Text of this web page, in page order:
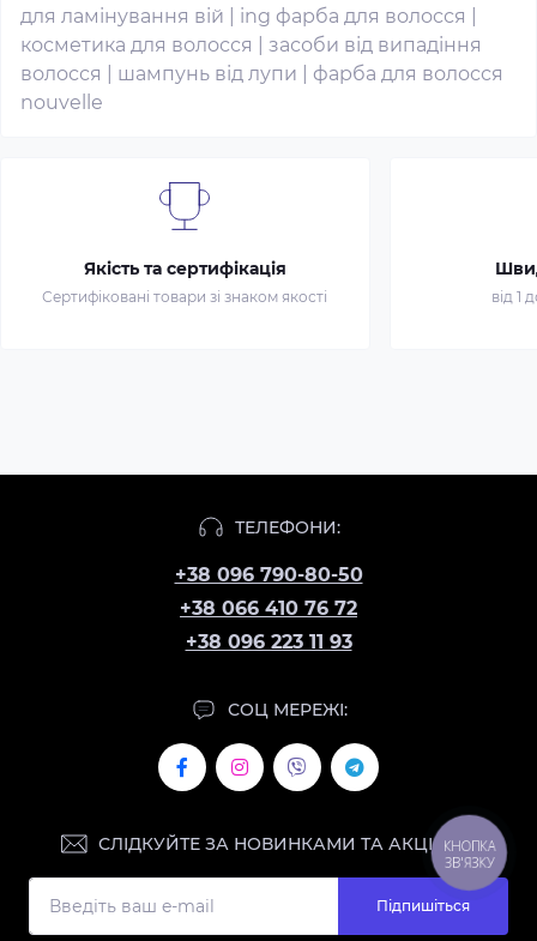
для ламінування вій
ing фарба для волосся
косметика для волосся
засоби від випадіння
волосся
шампунь від лупи
фарба для волосся
nouvelle
Якість та сертифікація
Сертифіковані товари зі знаком якості від 1
ТЕЛЕФОНИ:
+38 096 790-80-50
+38 066 410 76 72
+38 096 223 11 93
СОЦ МЕРЕЖІ:
СЛІДКУЙТЕ ЗА НОВИНКАМИ ТА АКЦІЯМИ:
Підпишіться
КНОПКА
ЗВ'ЯЗКУ